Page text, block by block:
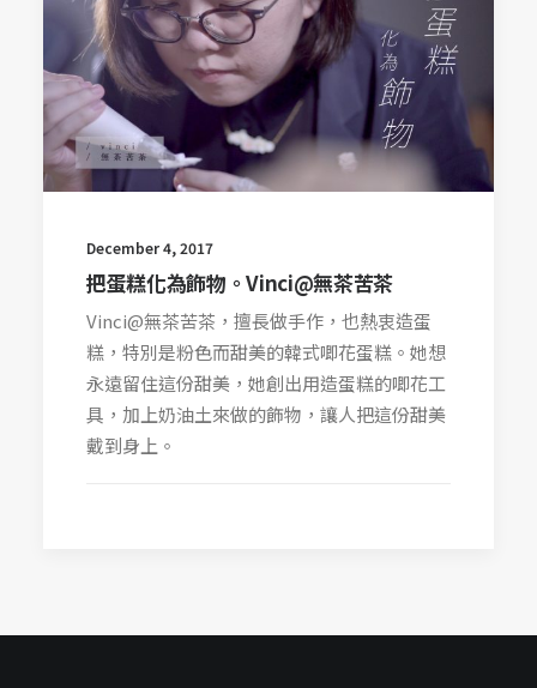
December 4, 2017
把蛋糕化為飾物。Vinci@無茶苦茶
Vinci@無茶苦茶，擅長做手作，也熱衷造蛋
糕，特別是粉色而甜美的韓式唧花蛋糕。她想
永遠留住這份甜美，她創出用造蛋糕的唧花工
具，加上奶油土來做的飾物，讓人把這份甜美
戴到身上。